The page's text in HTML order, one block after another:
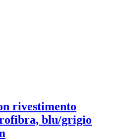
rivestimento
blu/grigio